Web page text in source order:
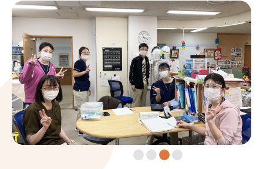
この投稿をInstagramで見る